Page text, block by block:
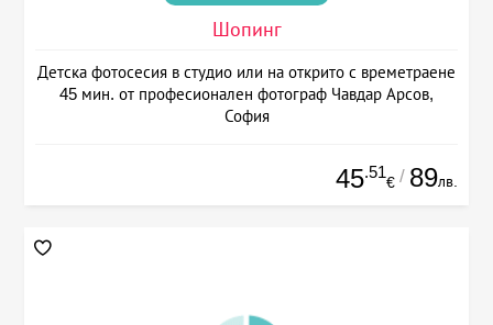
Шопинг
Детска фотосесия в студио или на открито с времетраене
45 мин. от професионален фотограф Чавдар Арсов,
София
45.51
€ / 89лв.